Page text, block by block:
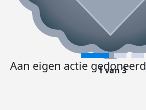
Aan eigen actie gedoneerd
1 van 3